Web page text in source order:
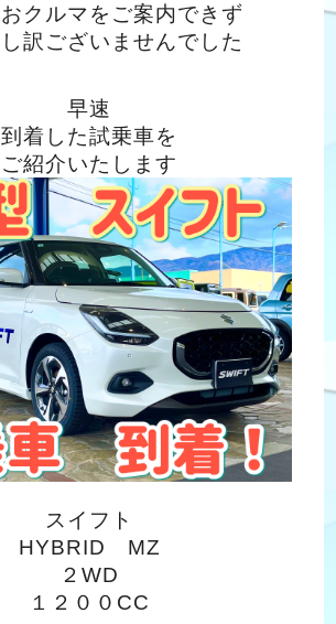
クルマをご案内できず
訳ございませんでした
早速
到着した試乗車を
ご紹介いたします
スイフト
HYBRID MZ
２WD
１２００CC